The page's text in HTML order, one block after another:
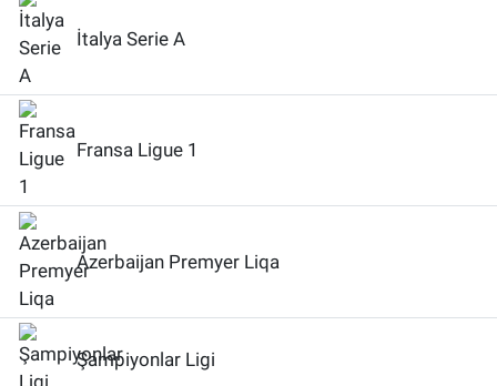
İtalya Serie A
Fransa Ligue 1
Azerbaijan Premyer Liqa
Şampiyonlar Ligi